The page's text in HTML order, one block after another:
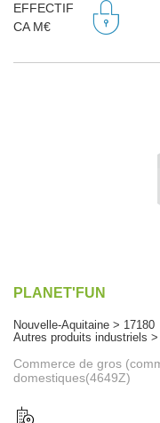
EFFECTIF
CA M€
PLANET'FUN
Nouvelle-Aquitaine >
Autres produits industriels
Commerce de gros
domestiques(4649Z)